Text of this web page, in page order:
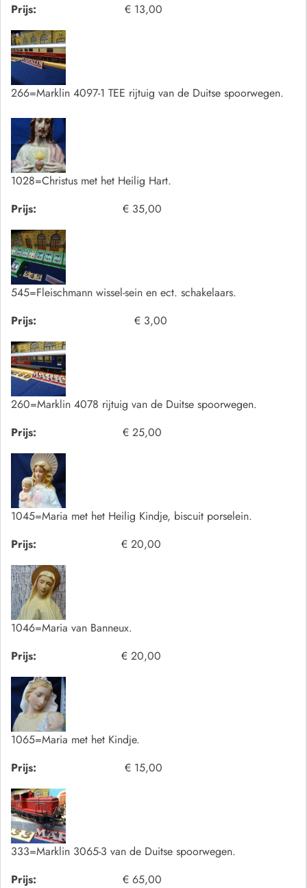
Prijs: € 13,00
266=Marklin 4097-1 TEE rijtuig van de Duitse spoorwegen.
1028=Christus met het Heilig Hart.
Prijs:
€ 35,00
545=Fleischmann wissel-sein en ect. schakelaars.
Prijs:
€ 3,00
260=Marklin 4078 rijtuig van de Duitse spoorwegen.
Prijs:
€ 25,00
1045=Maria met het Heilig Kindje, biscuit porselein.
Prijs:
€ 20,00
1046=Maria van Banneux.
Prijs:
€ 20,00
1065=Maria met het Kindje.
Prijs:
€ 15,00
333=Marklin 3065-3 van de Duitse spoorwegen.
Prijs:
€ 65,00